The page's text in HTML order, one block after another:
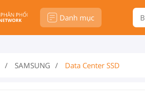
Danh mục
SAMSUNG Data Center SSD